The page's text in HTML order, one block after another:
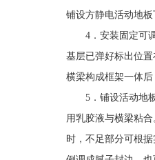
铺设方静电活动地板
4．安装固定可调
基层已弹好标出位
横梁构成框架一体后
5．铺设活动地板
用乳胶液与横梁粘
时，不足部分可根